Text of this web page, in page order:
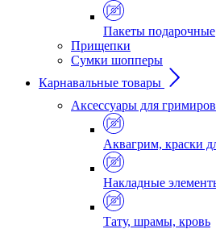
Пакеты подарочные
Прищепки
Сумки шопперы
Карнавальные товары
Аксессуары для
Аквагрим, краски
Накладные
Тату, шрамы, кровь